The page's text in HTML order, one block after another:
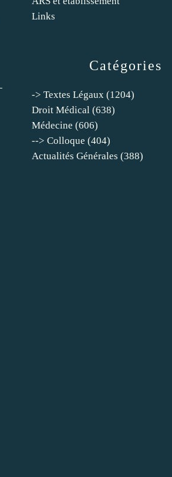
Catégories
-> Textes Légaux (1204)
Droit Médical (638)
Médecine (606)
--> Colloque (404)
Actualités Générales (388)
Links